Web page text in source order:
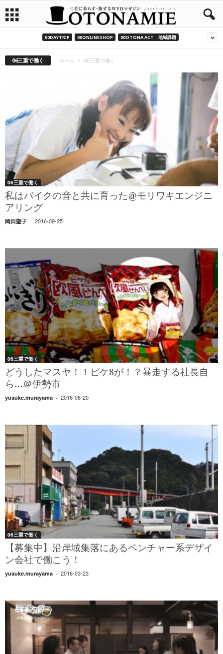
00DAYTRIP 00ONLINESHOP 00OTONA ACT 地域課題
06三重で働く ホーム 06三重で働く
06三重で働く
私はバイクの音と共に育った@モリワキエンジニ
アリング
岡田聖子 - 2016-09-25
06三重で働く
どうしたマスヤ！！ピケ8が！？暴走する社長自
ら…＠伊勢市
yusuke.murayama - 2016-08-20
06三重で働く
【募集中】沿岸域集落にあるベンチャー系デザイ
ン会社で働こう！
yusuke.murayama - 2016-03-23